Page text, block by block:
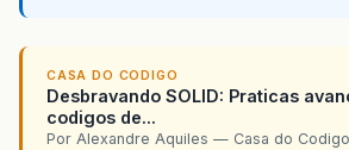
CASA DO CODIGO
Desbravando SOLID: Praticas
codigos de...
Por Alexandre Aquiles — Casa do Codigo